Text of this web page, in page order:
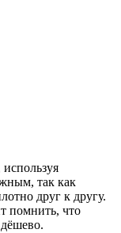
так как
друг к другу.
помнить, что
дёшево.